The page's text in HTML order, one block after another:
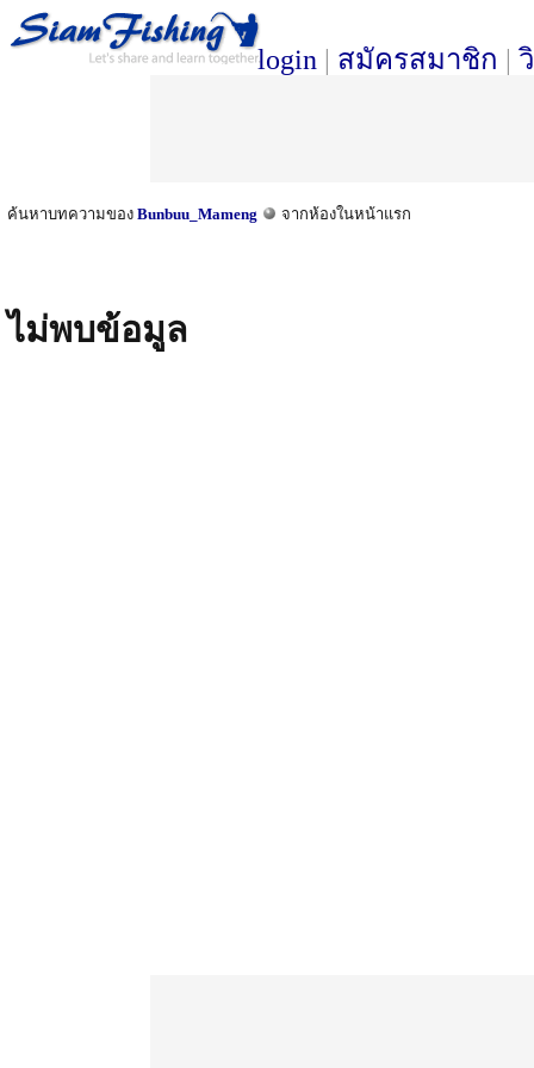
login | สมัครสมาชิก |
ค้นหาบทความของ Bunbuu_Mameng จากห้องในหน้าแรก
ไม่พบข้อมูล